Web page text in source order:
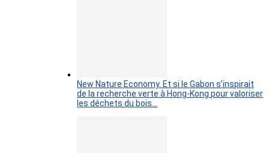
New Nature Economy. Et si le Gabon s’inspirait
de la recherche verte à Hong-Kong pour valoriser
les déchets du bois…